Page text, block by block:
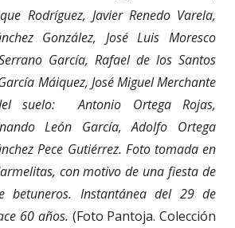
Rodríguez, Javier Renedo Varela,
González, José Luis Moresco
García, Rafael de los Santos
Máiquez, José Miguel Merchante
suelo: Antonio Ortega Rojas,
León García, Adolfo Ortega
Pece Gutiérrez. Foto tomada en
con motivo de una fiesta de
betuneros. Instantánea del 29 de
60 años. (Foto Pantoja. Colección